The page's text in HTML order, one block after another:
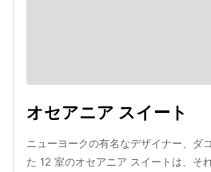
オセアニア スイート
ニューヨークの有名なデザイナー、ダ
た 12 室のオセアニア スイートは、そ